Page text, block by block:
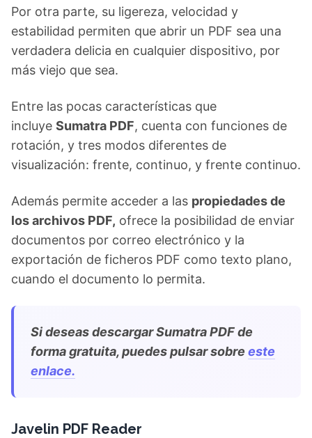
Por otra parte, su ligereza, velocidad y
estabilidad permiten que abrir un PDF sea una
verdadera delicia en cualquier dispositivo, por
más viejo que sea.
Entre las pocas características que
incluye Sumatra PDF, cuenta con funciones de
rotación, y tres modos diferentes de
visualización: frente, continuo, y frente continuo.
Además permite acceder a las propiedades de
los archivos PDF, ofrece la posibilidad de enviar
documentos por correo electrónico y la
exportación de ficheros PDF como texto plano,
cuando el documento lo permita.
Si deseas descargar Sumatra PDF de
forma gratuita, puedes pulsar sobre este
enlace.
Javelin PDF Reader